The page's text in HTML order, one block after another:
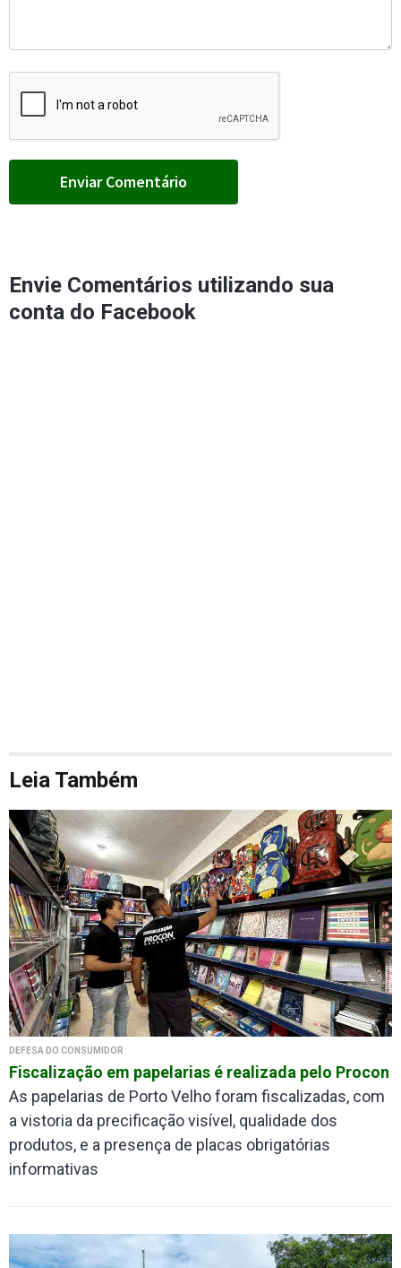
Envie Comentários utilizando sua
conta do Facebook
Leia Também
DEFESA DO CONSUMIDOR
Fiscalização em papelarias é realizada pelo Procon
As papelarias de Porto Velho foram fiscalizadas, com
a vistoria da precificação visível, qualidade dos
produtos, e a presença de placas obrigatórias
informativas